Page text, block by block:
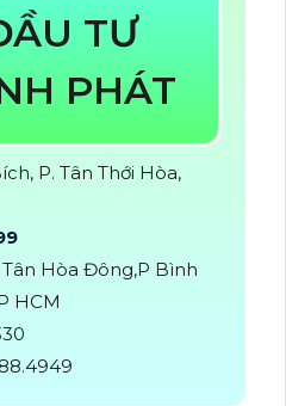
TƯ
PHÁT
P. Tân Thới Hòa,
Hòa Đông,P Bình
HCM